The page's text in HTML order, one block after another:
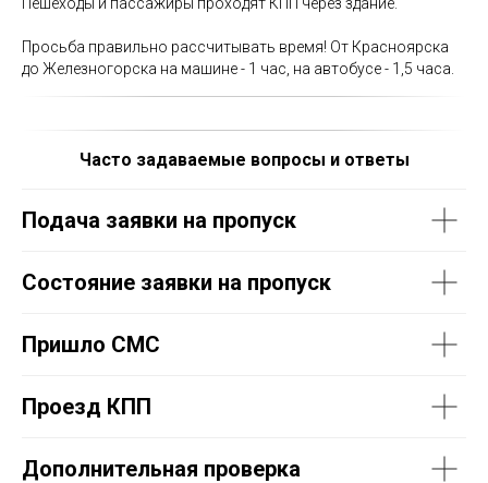
Просьба правильно рассчитывать время! От Красноярска
до Железногорска на машине - 1 час, на автобусе - 1,5 часа.
Часто задаваемые вопросы и ответы
Подача заявки на пропуск
Состояние заявки на пропуск
Пришло СМС
Проезд КПП
Дополнительная проверка